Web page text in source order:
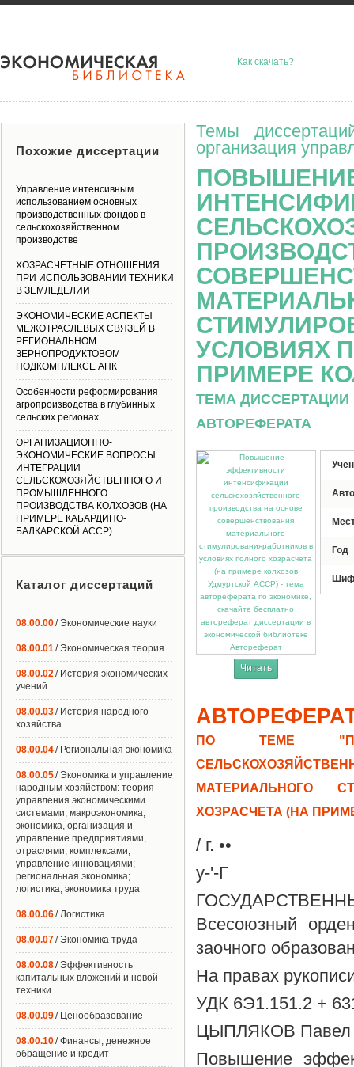
Как скачать?
Темы
организация
УСЛОВИЯХ
ПРИМЕРЕ
ТЕМА
АВТОРЕФЕРАТА
Автореферат
Читать
Год
ПО ТЕМЕ
МАТЕРИАЛЬНОГО
ХОЗРАСЧЕТА (НА
/ г. ••
у-'-Г
Всесоюзный
заочного
На правах
УДК 6Э1.151.2 +
ЦЫПЛЯКОВ Павел
Повышение
Похожие диссертации
Управление интенсивным
использованием основных
производственных фондов в
сельскохозяйственном
производстве
ХОЗРАСЧЕТНЫЕ ОТНОШЕНИЯ
ПРИ ИСПОЛЬЗОВАНИИ ТЕХНИКИ
В ЗЕМЛЕДЕЛИИ
ЭКОНОМИЧЕСКИЕ АСПЕКТЫ
МЕЖОТРАСЛЕВЫХ СВЯЗЕЙ В
РЕГИОНАЛЬНОМ
ЗЕРНОПРОДУКТОВОМ
ПОДКОМПЛЕКСЕ АПК
Особенности реформирования
агропроизводства в глубинных
сельских регионах
ОРГАНИЗАЦИОННО-
ЭКОНОМИЧЕСКИЕ ВОПРОСЫ
ИНТЕГРАЦИИ
СЕЛЬСКОХОЗЯЙСТВЕННОГО И
ПРОМЫШЛЕННОГО
ПРОИЗВОДСТВА КОЛХОЗОВ (НА
ПРИМЕРЕ КАБАРДИНО-
БАЛКАРСКОЙ АССР)
Каталог диссертаций
08.00.00/ Экономические науки
08.00.01/ Экономическая теория
08.00.02/ История экономических
учений
08.00.03/ История народного
хозяйства
08.00.04/ Региональная экономика
08.00.05/ Экономика и управление
народным хозяйством: теория
управления экономическими
системами; макроэкономика;
экономика, организация и
управление предприятиями,
отраслями, комплексами;
управление инновациями;
региональная экономика;
логистика; экономика труда
08.00.06/ Логистика
08.00.07/ Экономика труда
08.00.08/ Эффективность
капитальных вложений и новой
техники
08.00.09/ Ценообразование
08.00.10/ Финансы, денежное
обращение и кредит